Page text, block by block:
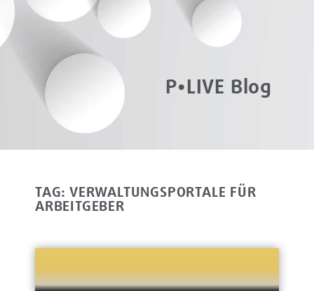
P•LIVE Blog
TAG: VERWALTUNGSPORTALE FÜR
ARBEITGEBER